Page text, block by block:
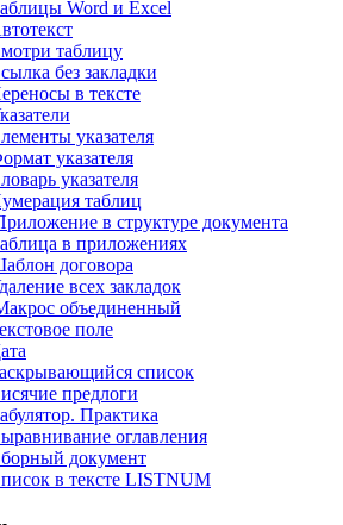
Word и Excel
таблицу
без закладки
в тексте
указателя
указателя
указателя
таблиц
в структуре документа
в приложениях
договора
всех закладок
объединенный
поле
список
предлоги
Практика
оглавления
документ
в тексте LISTNUM